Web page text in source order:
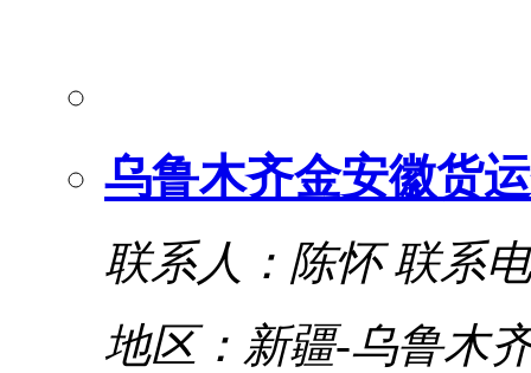
乌鲁木齐金安徽货
联系人：陈怀 联系
地区：新疆-乌鲁木